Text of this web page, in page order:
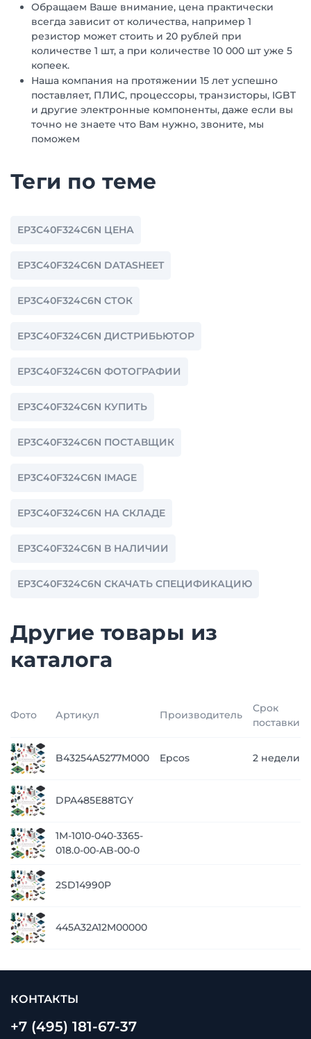
Обращаем Ваше внимание, цена практически
всегда зависит от количества, например 1
резистор может стоить и 20 рублей при
количестве 1 шт, а при количестве 10 000 шт уже 5
копеек.
Наша компания на протяжении 15 лет успешно
поставляет, ПЛИС, процессоры, транзисторы, IGBT
и другие электронные компоненты, даже если вы
точно не знаете что Вам нужно, звоните, мы
поможем
Теги по теме
EP3C40F324C6N ЦЕНА
EP3C40F324C6N DATASHEET
EP3C40F324C6N СТОК
EP3C40F324C6N ДИСТРИБЬЮТОР
EP3C40F324C6N ФОТОГРАФИИ
EP3C40F324C6N КУПИТЬ
EP3C40F324C6N ПОСТАВЩИК
EP3C40F324C6N IMAGE
EP3C40F324C6N НА СКЛАДЕ
EP3C40F324C6N В НАЛИЧИИ
EP3C40F324C6N СКАЧАТЬ СПЕЦИФИКАЦИЮ
Другие товары из
каталога
Фото Артикул Производитель
Срок
поставки
B43254A5277M000 Epcos 2 недели
DPA485E88TGY
1M-1010-040-3365-
018.0-00-AB-00-0
2SD14990P
445A32A12M00000
КОНТАКТЫ
+7 (495) 181-67-37